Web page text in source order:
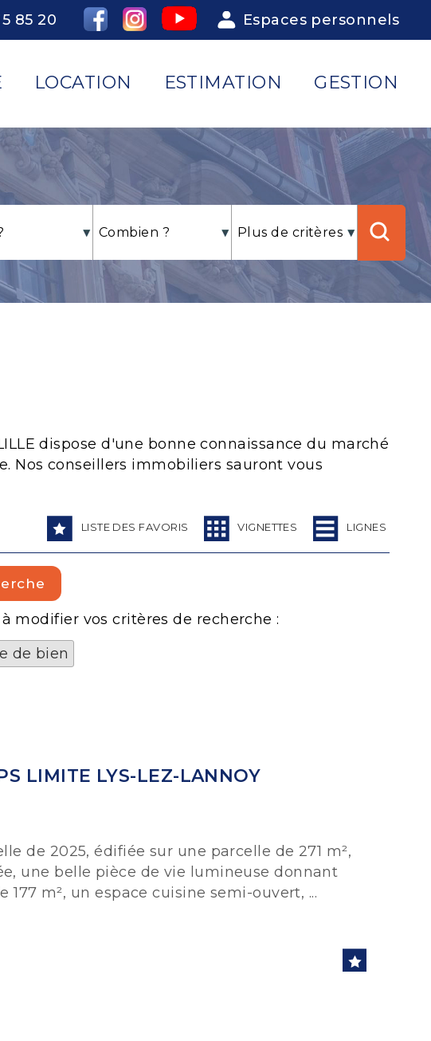
85 20 Espaces personnels
LOCATION ESTIMATION GESTION
dispose d'une bonne connaissance du marché
Nos conseillers immobiliers sauront vous
LISTE DES FAVORIS VIGNETTES LIGNES
modifier vos critères de recherche :
de bien
LIMITE LYS-LEZ-LANNOY
de 2025, édifiée sur une parcelle de 271 m²,
une belle pièce de vie lumineuse donnant
m², un espace cuisine semi-ouvert, ...